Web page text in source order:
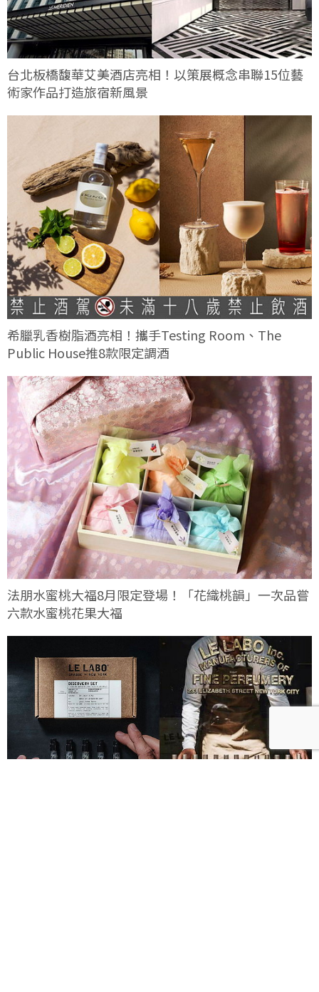
台北板橋馥華艾美酒店亮相！以策展概念串聯15位藝
術家作品打造旅宿新風景
希臘乳香樹脂酒亮相！攜手Testing Room、The
Public House推8款限定調酒
法朋水蜜桃大福8月限定登場！「花織桃韻」一次品嘗
六款水蜜桃花果大福